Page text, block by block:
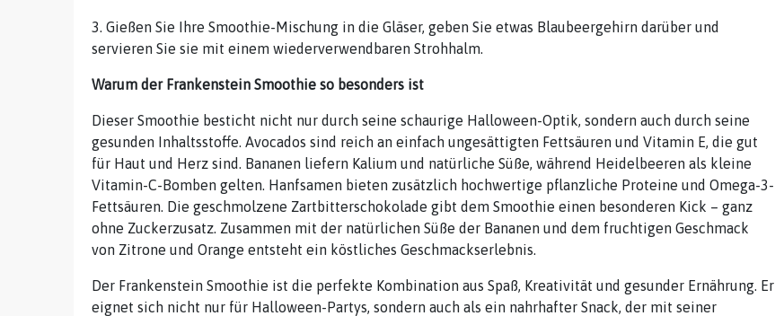
3. Gießen Sie Ihre Smoothie-Mischung in die Gläser, geben Sie etwas Blaubeergehirn darüber und
servieren Sie sie mit einem wiederverwendbaren Strohhalm.
Warum der Frankenstein Smoothie so besonders ist
Dieser Smoothie besticht nicht nur durch seine schaurige Halloween-Optik, sondern auch durch seine
gesunden Inhaltsstoffe. Avocados sind reich an einfach ungesättigten Fettsäuren und Vitamin E, die gut
für Haut und Herz sind. Bananen liefern Kalium und natürliche Süße, während Heidelbeeren als kleine
Vitamin-C-Bomben gelten. Hanfsamen bieten zusätzlich hochwertige pflanzliche Proteine und Omega-3-
Fettsäuren. Die geschmolzene Zartbitterschokolade gibt dem Smoothie einen besonderen Kick – ganz
ohne Zuckerzusatz. Zusammen mit der natürlichen Süße der Bananen und dem fruchtigen Geschmack
von Zitrone und Orange entsteht ein köstliches Geschmackserlebnis.
Der Frankenstein Smoothie ist die perfekte Kombination aus Spaß, Kreativität und gesunder Ernährung. Er
eignet sich nicht nur für Halloween-Partys, sondern auch als ein nahrhafter Snack, der mit seiner